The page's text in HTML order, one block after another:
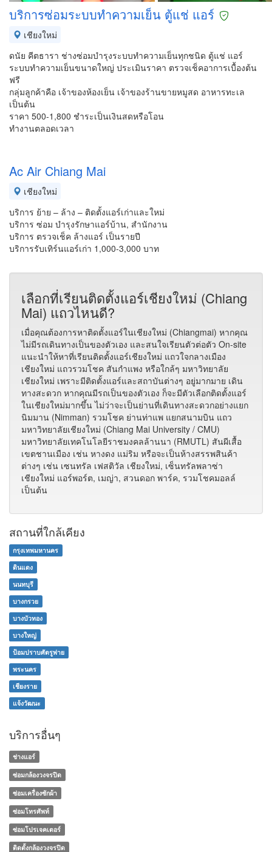
บริการซ่อมระบบทำความเย็น ตู้แช่ แอร์
เชียงใหม่
ดนัย คีตธารา ช่างซ่อมบำรุงระบบทำความเย็นทุกชนิด ตู้แช่ แอร์
ระบบทำความเย็นขนาดใหญ่ ประเมินราคา ตรวจเช็คอาการเบื้องต้น
ฟรี
กลุ่มลูกค้าคือ เจ้าของห้องเย็น เจ้าของร้านขายหมูสด อาหารทะเล
เป็นต้น
ราคา 500-1,800 ชำระเป็นเงินสดหรือโอน
ทำงานตลอดเวลา
Ac Air Chiang Mai
เชียงใหม่
บริการ ย้าย – ล้าง – ติดตั้งแอร์เก่าและใหม่
บริการ ซ่อม บำรุงรักษาแอร์บ้าน, สำนักงาน
บริการ ตรวจเช็ค ล้างแอร์ เป็นรายปี
บริการรับเทิร์นแอร์เก่า 1,000-3,000 บาท
เลือกที่เรียนติดตั้งแอร์เชียงใหม่ (Chiang
Mai) แถวไหนดี?
เมื่อคุณต้องการหาติดตั้งแอร์ในเชียงใหม่ (Chiangmai) หากคุณ
ไม่มีรถเดินทางเป็นของตัวเอง และสนใจเรียนตัวต่อตัว On-site
แนะนำให้หาที่เรียนติดตั้งแอร์เชียงใหม่ แถวใจกลางเมือง
เชียงใหม่ แถวรวมโชค สันกำแพง หรือใกล้ๆ มหาวิทยาลัย
เชียงใหม่ เพราะมีติดตั้งแอร์และสถาบันต่างๆ อยู่มากมาย เดิน
ทางสะดวก หากคุณมีรถเป็นของตัวเอง ก็จะมีตัวเลือกติดตั้งแอร์
ในเชียงใหม่มากขึ้น ไม่ว่าจะเป็นย่านที่เดินทางสะดวกอย่างแยก
นิมมาน (Nimman) รวมโชค ย่านท่าแพ แยกสนามบิน แถว
มหาวิทยาลัยเชียงใหม่ (Chiang Mai University / CMU)
มหาวิทยาลัยเทคโนโลยีราชมงคลล้านนา (RMUTL) สันผีเสื้อ
เขตชานเมือง เช่น หางดง แม่ริม หรือจะเป็นห้างสรรพสินค้า
ต่างๆ เช่น เซนทรัล เฟสติวัล เชียงใหม่, เซ็นทรัลพลาซ่า
เชียงใหม่ แอร์พอร์ต, เมญ่า, สวนดอก พาร์ค, รวมโชคมอลล์
เป็นต้น
สถานที่ใกล้เคียง
กรุงเทพมหานคร
ดินแดง
นนทบุรี
บางกรวย
บางบัวทอง
บางใหญ่
ป้อมปราบศัตรูพ่าย
พระนคร
เชียงราย
แจ้งวัฒนะ
บริการอื่นๆ
ช่างแอร์
ซ่อมกล้องวงจรปิด
ซ่อมเครื่องซักผ้า
ซ่อมโทรศัพท์
ซ่อมโปรเจคเตอร์
ติดตั้งกล้องวงจรปิด